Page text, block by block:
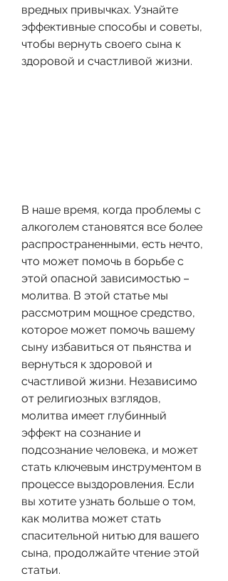
вредных привычках. Узнайте
эффективные способы и советы,
чтобы вернуть своего сына к
здоровой и счастливой жизни.
В наше время, когда проблемы с
алкоголем становятся все более
распространенными, есть нечто,
что может помочь в борьбе с
этой опасной зависимостью –
молитва. В этой статье мы
рассмотрим мощное средство,
которое может помочь вашему
сыну избавиться от пьянства и
вернуться к здоровой и
счастливой жизни. Независимо
от религиозных взглядов,
молитва имеет глубинный
эффект на сознание и
подсознание человека, и может
стать ключевым инструментом в
процессе выздоровления. Если
вы хотите узнать больше о том,
как молитва может стать
спасительной нитью для вашего
сына, продолжайте чтение этой
статьи.